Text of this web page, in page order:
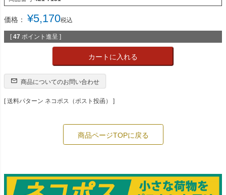
価格： ¥5,170税込
[ 47 ポイント進呈 ]
カートに入れる
商品についてのお問い合わせ
送料パターン ネコポス（ポスト投函）
商品ページTOPに戻る